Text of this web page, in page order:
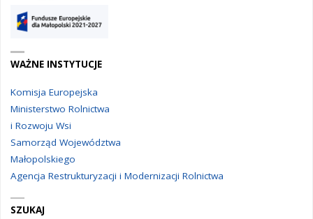
WAŻNE INSTYTUCJE
Komisja Europejska
Ministerstwo Rolnictwa
i Rozwoju Wsi
Samorząd Województwa
Małopolskiego
Agencja Restrukturyzacji i Modernizacji Rolnictwa
SZUKAJ